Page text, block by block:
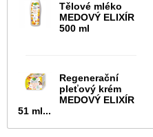
Tělové mléko
MEDOVÝ ELIXÍR
500 ml
Regenerační
pleťový krém
MEDOVÝ ELIXÍR
51 ml...